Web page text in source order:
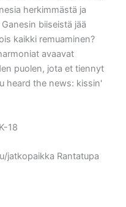
herkimmästä ja
biiseistä jää
kaikki remuaminen?
avaavat
puolen, jota et tiennyt
heard the news: kissin'
18
jatkopaikka Rantatupa